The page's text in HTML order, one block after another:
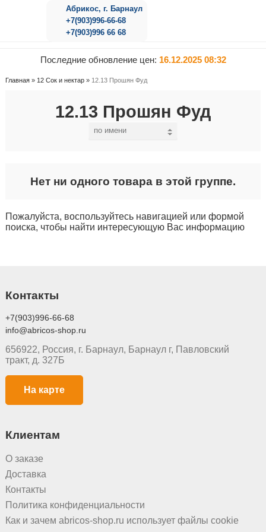
Абрикос, г. Барнаул
+7(903)996-66-68
+7(903)996 66 68
Последние обновление цен: 16.12.2025 08:32
Главная» 12 Сок и нектар» 12.13 Прошян Фуд
12.13 Прошян Фуд
Нет ни одного товара в этой группе.
Пожалуйста, воспользуйтесь навигацией или формой
поиска, чтобы найти интересующую Вас информацию
Контакты
+7(903)996-66-68
info@abricos-shop.ru
656922, Россия, г. Барнаул, Барнаул г, Павловский
тракт, д. 327Б
На карте
Клиентам
О заказе
Доставка
Контакты
Политика конфиденциальности
Как и зачем abricos-shop.ru использует файлы cookie